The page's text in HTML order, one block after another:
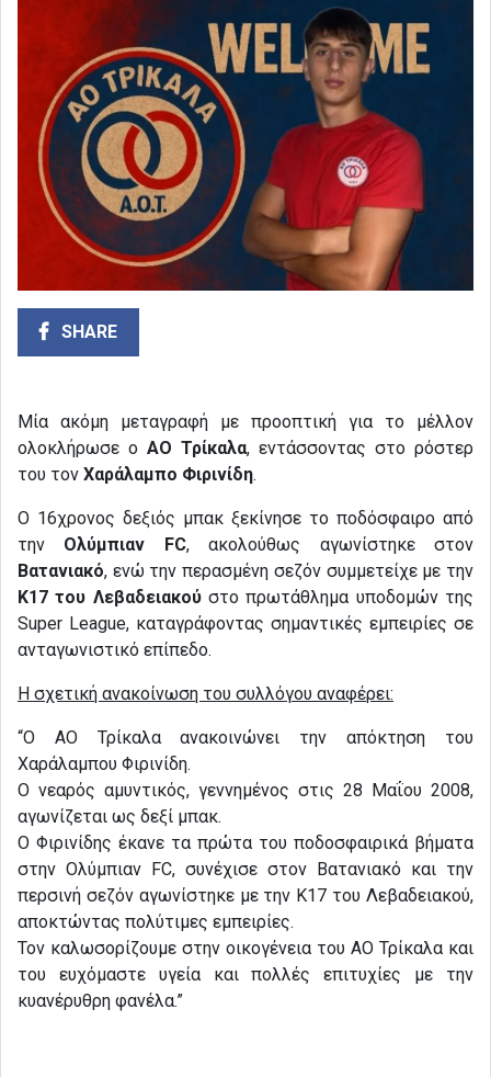
SHARE
Μία ακόμη μεταγραφή με προοπτική για το μέλλον
ολοκλήρωσε ο ΑΟ Τρίκαλα, εντάσσοντας στο ρόστερ
του τον Χαράλαμπο Φιρινίδη.
Ο 16χρονος δεξιός μπακ ξεκίνησε το ποδόσφαιρο από
την Ολύμπιαν FC, ακολούθως αγωνίστηκε στον
Βατανιακό, ενώ την περασμένη σεζόν συμμετείχε με την
Κ17 του Λεβαδειακούστο πρωτάθλημα υποδομών της
Super League, καταγράφοντας σημαντικές εμπειρίες σε
ανταγωνιστικό επίπεδο.
Η σχετική ανακοίνωση του συλλόγου αναφέρει:
“Ο ΑΟ Τρίκαλα ανακοινώνει την απόκτηση του
Χαράλαμπου Φιρινίδη.
Ο νεαρός αμυντικός, γεννημένος στις 28 Μαΐου 2008,
αγωνίζεται ως δεξί μπακ.
Ο Φιρινίδης έκανε τα πρώτα του ποδοσφαιρικά βήματα
στην Ολύμπιαν FC, συνέχισε στον Βατανιακό και την
περσινή σεζόν αγωνίστηκε με την Κ17 του Λεβαδειακού,
αποκτώντας πολύτιμες εμπειρίες.
Τον καλωσορίζουμε στην οικογένεια του ΑΟ Τρίκαλα και
του ευχόμαστε υγεία και πολλές επιτυχίες με την
κυανέρυθρη φανέλα.”